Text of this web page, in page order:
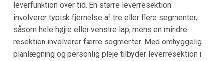
leverfunktion over tid. En større leverresektion
involverer typisk fjernelse af tre eller flere segmenter,
såsom hele højre eller venstre lap, mens en mindre
resektion involverer færre segmenter. Med omhyggelig
planlægning og personlig pleje tilbyder leverresektion i